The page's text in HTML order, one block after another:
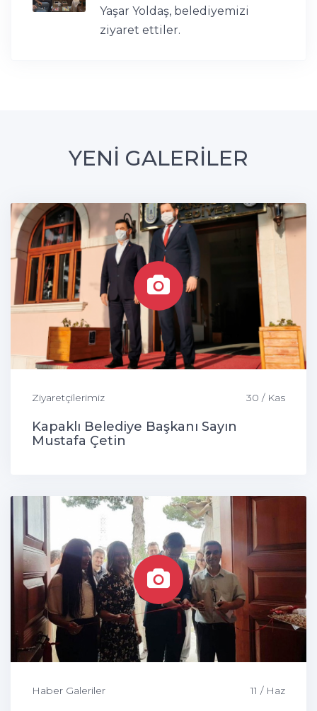
Yaşar Yoldaş, belediyemizi
ziyaret ettiler.
YENİ GALERİLER
Ziyaretçilerimiz 30 / Kas
Kapaklı Belediye Başkanı Sayın
Mustafa Çetin
Haber Galeriler 11 / Haz